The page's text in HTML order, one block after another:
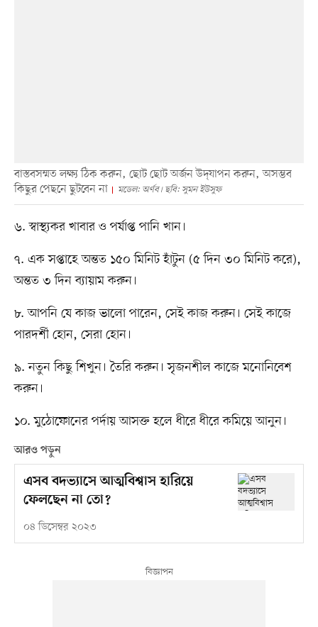
বাস্তবসম্মত লক্ষ্য ঠিক করুন, ছোট ছোট অর্জন উদ্‌যাপন করুন, অসম্ভব
কিছুর পেছনে ছুটবেন না
মডেল: অর্ণব। ছবি: সুমন ইউসুফ
৬. স্বাস্থ্যকর খাবার ও পর্যাপ্ত পানি খান।
৭. এক সপ্তাহে অন্তত ১৫০ মিনিট হাঁটুন (৫ দিন ৩০ মিনিট করে),
অন্তত ৩ দিন ব্যায়াম করুন।
৮. আপনি যে কাজ ভালো পারেন, সেই কাজ করুন। সেই কাজে
পারদর্শী হোন, সেরা হোন।
৯. নতুন কিছু শিখুন। তৈরি করুন। সৃজনশীল কাজে মনোনিবেশ
করুন।
১০. মুঠোফোনের পর্দায় আসক্ত হলে ধীরে ধীরে কমিয়ে আনুন।
আরও পড়ুন
এসব বদভ্যাসে আত্মবিশ্বাস হারিয়ে
ফেলছেন না তো?
০৪ ডিসেম্বর ২০২৩